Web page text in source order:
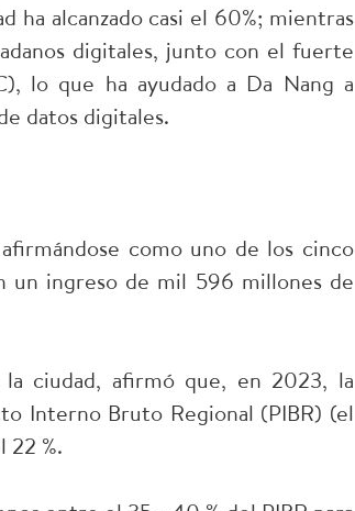
ha alcanzado casi el 60%; mientras
digitales, junto con el fuerte
lo que ha ayudado a Da Nang a
datos digitales.
como uno de los cinco
un ingreso de mil 596 millones de
ciudad, afirmó que, en 2023, la
Interno Bruto Regional (PIBR) (el
22 %.